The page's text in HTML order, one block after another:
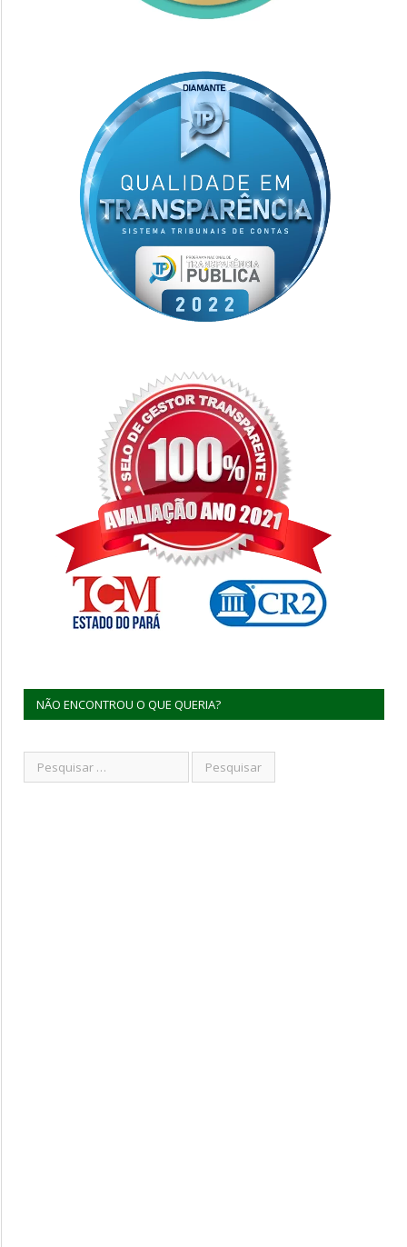
NÃO ENCONTROU O QUE QUERIA?